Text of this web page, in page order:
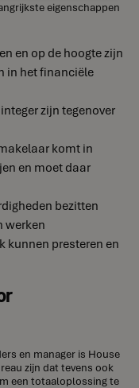
eigenschappen
en op de hoogte zijn
in het financiële
zijn tegenover
komt in
en moet daar
bezitten
werken
kunnen presteren en
en manager is House
zijn dat tevens ook
een totaaloplossing te